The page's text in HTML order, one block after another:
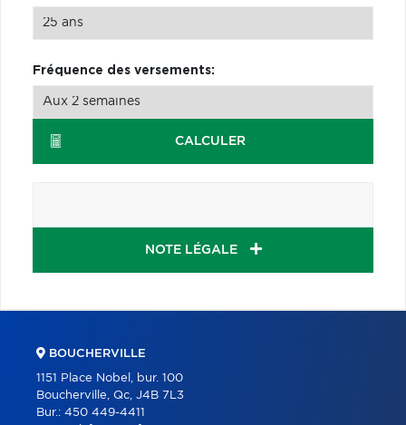
Fréquence des versements:
CALCULER
NOTE LÉGALE
BOUCHERVILLE
1151 Place Nobel, bur. 100
Boucherville, Qc, J4B 7L3
Bur.: 450 449-4411